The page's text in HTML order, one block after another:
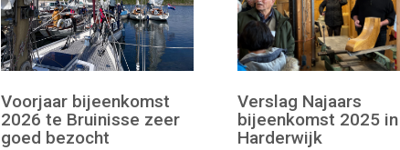
Voorjaar bijeenkomst
2026 te Bruinisse zeer
goed bezocht
Verslag Najaars
bijeenkomst 2025 in
Harderwijk